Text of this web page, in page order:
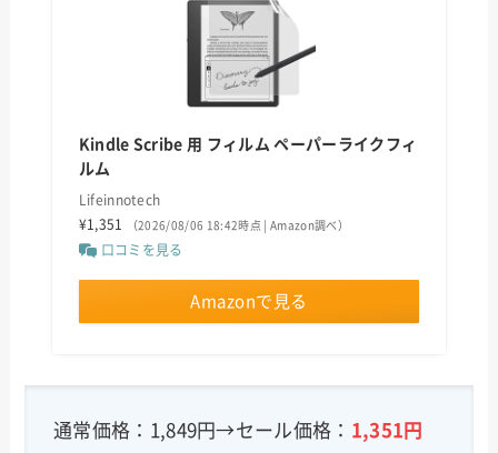
Kindle Scribe 用 フィルム ペーパーライクフィ
ルム
Lifeinnotech
¥1,351
（2026/08/06 18:42時点 | Amazon調べ）
口コミを見る
Amazonで見る
通常価格：1,849円→セール価格： 1,351 円